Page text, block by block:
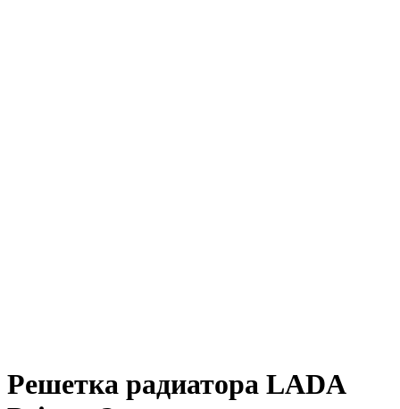
Решетка радиатора LADA